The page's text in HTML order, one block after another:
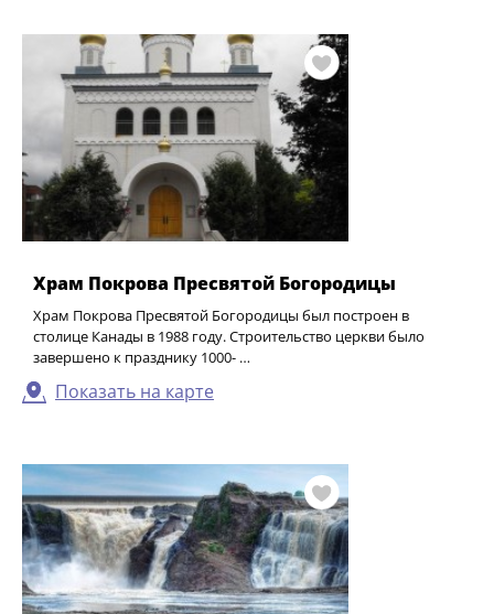
Храм Покрова Пресвятой Богородицы
Храм Покрова Пресвятой Богородицы был построен в
столице Канады в 1988 году. Строительство церкви было
завершено к празднику 1000- …
Показать на карте